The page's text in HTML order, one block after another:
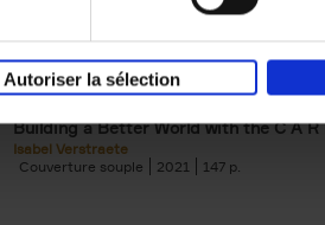
Autoriser la sélection
Does Your Brand Care?
Building a Better World with the C A R
Isabel Verstraete
Couverture souple
2021 147